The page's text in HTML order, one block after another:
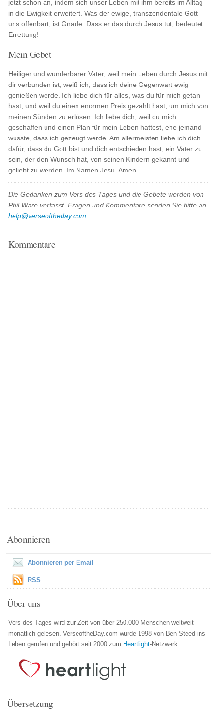
jetzt schon an, indem sich unser Leben mit ihm bereits im Alltag
in die Ewigkeit erweitert. Was der ewige, transzendentale Gott
uns offenbart, ist Gnade. Dass er das durch Jesus tut, bedeutet
Errettung!
Mein Gebet
Heiliger und wunderbarer Vater, weil mein Leben durch Jesus mit
dir verbunden ist, weiß ich, dass ich deine Gegenwart ewig
genießen werde. Ich liebe dich für alles, was du für mich getan
hast, und weil du einen enormen Preis gezahlt hast, um mich von
meinen Sünden zu erlösen. Ich liebe dich, weil du mich
geschaffen und einen Plan für mein Leben hattest, ehe jemand
wusste, dass ich gezeugt werde. Am allermeisten liebe ich dich
dafür, dass du Gott bist und dich entschieden hast, ein Vater zu
sein, der den Wunsch hat, von seinen Kindern gekannt und
geliebt zu werden. Im Namen Jesu. Amen.
Die Gedanken zum Vers des Tages und die Gebete werden von
Phil Ware verfasst. Fragen und Kommentare senden Sie bitte an
help@verseoftheday.com
Kommentare
Abonnieren
Abonnieren per Email
RSS
Über uns
Vers des Tages wird zur Zeit von über 250.000 Menschen weltweit
monatlich gelesen. VerseoftheDay.com wurde 1998 von Ben Steed ins
Leben gerufen und gehört seit 2000 zum Heartlight-Netzwerk.
Übersetzung